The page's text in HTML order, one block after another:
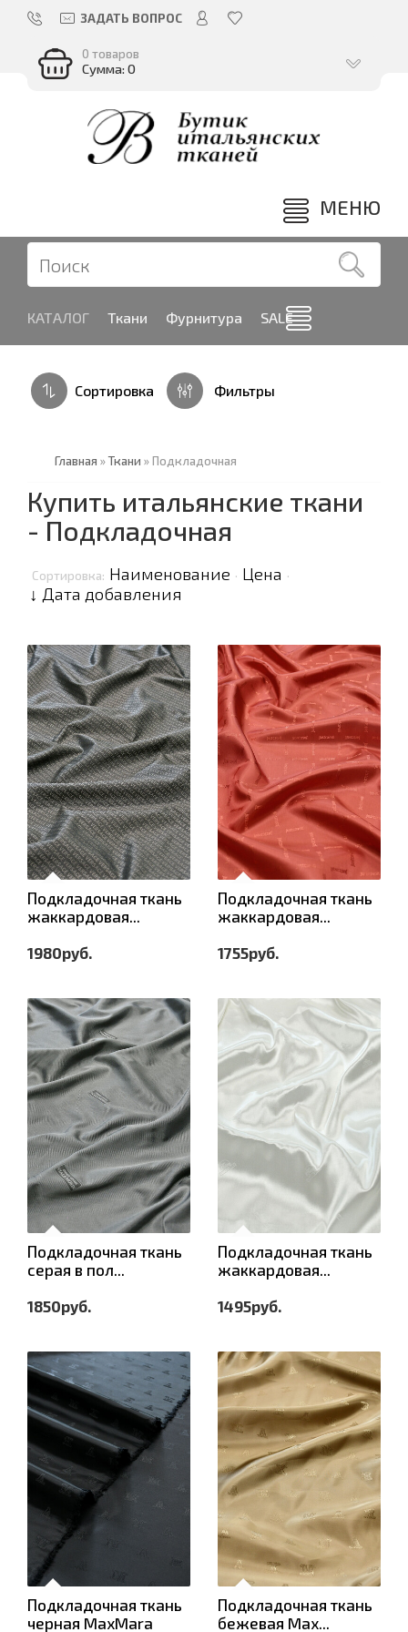
ЗАДАТЬ ВОПРОС
0 товаров
Сумма: 0
МЕНЮ
КАТАЛОГ Ткани Фурнитура SALE
Сортировка Фильтры
Главная »Ткани »Подкладочная
Купить итальянские ткани
- Подкладочная
Сортировка: Наименование · Цена ·
↓ Дата добавления
Подкладочная ткань
жаккардовая...
1980руб.
Подкладочная ткань
жаккардовая...
1755руб.
Подкладочная ткань
серая в пол...
1850руб.
Подкладочная ткань
жаккардовая...
1495руб.
Подкладочная ткань
черная MaxMara
Подкладочная ткань
бежевая Max...